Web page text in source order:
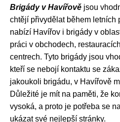
Brigády v Havířově jsou
chtějí přivydělat během letních
nabízí Havířov i brigády v
práci v obchodech,
centrech. Tyto brigády jsou
kteří se nebojí kontaktu se
jakoukoli brigádu, v Havířově
Důležité je mít na paměti, že
vysoká, a proto je potřeba se
ukázat své nejlepší stránky.